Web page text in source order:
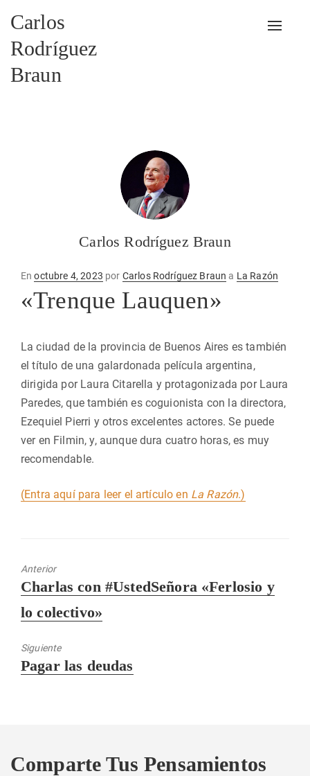
Carlos
Rodríguez
Braun
Carlos Rodríguez Braun
EnPublicado
en
octubre 4, 2023 por Carlos Rodríguez Braun a La Razón
«Trenque Lauquen»
La ciudad de la provincia de Buenos Aires es también
el título de una galardonada película argentina,
dirigida por Laura Citarella y protagonizada por Laura
Paredes, que también es coguionista con la directora,
Ezequiel Pierri y otros excelentes actores. Se puede
ver en Filmin, y, aunque dura cuatro horas, es muy
recomendable.
(Entra aquí para leer el artículo en La Razón.)
Anterior
Entrada
Charlas con #UstedSeñora «Ferlosio y
lo colectivo»
Siguiente
Entrada
Pagar las deudas
Comparte Tus Pensamientos